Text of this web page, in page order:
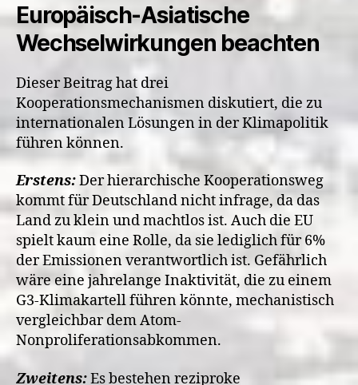
Europäisch-Asiatische
Wechselwirkungen beachten
Dieser Beitrag hat drei
Kooperationsmechanismen diskutiert, die zu
internationalen Lösungen in der Klimapolitik
führen können.
Erstens:Der hierarchische Kooperationsweg
kommt für Deutschland nicht infrage, da das
Land zu klein und machtlos ist. Auch die EU
spielt kaum eine Rolle, da sie lediglich für 6%
der Emissionen verantwortlich ist. Gefährlich
wäre eine jahrelange Inaktivität, die zu einem
G3-Klimakartell führen könnte, mechanistisch
vergleichbar dem Atom-
Nonproliferationsabkommen.
Zweitens:Es bestehen reziproke